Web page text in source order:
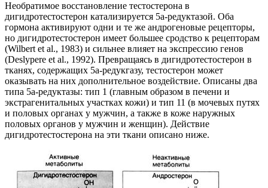
Необратимое восстановление тестостерона в
дигидротестостерон катализируется 5а-редуктазой. Оба
гормона активируют одни и те же андрогеновые рецепторы,
но дигидротестостерон имеет большее сродство к рецепторам
(Wilbert et al., 1983) и сильнее влияет на экспрессию генов
(Deslypere et al., 1992). Превращаясь в дигидротестостерон в
тканях, содержащих 5а-редукгазу, тестостерон может
оказывать на них дополнительное воздействие. Описаны два
типа 5а-редуктазы: тип 1 (главным образом в печени и
экстрагенитальных участках кожи) и тип 11 (в мочевых путях
и половых органах у мужчин, а также в коже наружных
половых органов у мужчин и женщин). Действие
дигидротестостерона на эти ткани описано ниже.